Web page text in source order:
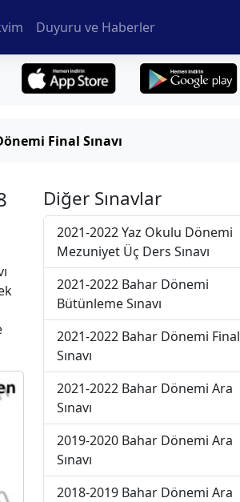
Duyuru ve Haberler
Final Sınavı
Diğer Sınavlar
2021-2022 Yaz Okulu Dönemi
Mezuniyet Üç Ders Sınavı
2021-2022 Bahar Dönemi
Bütünleme Sınavı
2021-2022 Bahar Dönemi Final
Sınavı
2021-2022 Bahar Dönemi Ara
Sınavı
2019-2020 Bahar Dönemi Ara
Sınavı
2018-2019 Bahar Dönemi Ara